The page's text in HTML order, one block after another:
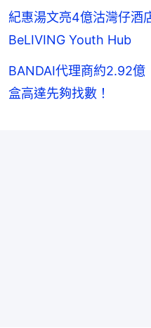
紀惠湯文亮4億沽灣仔
BeLIVING Youth Hub
BANDAI代理商約2.92
盒高達先夠找數！